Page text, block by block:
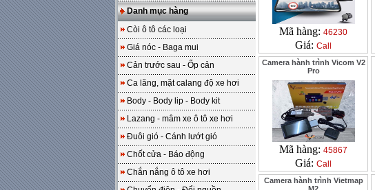
Danh mục hàng
Còi ô tô các loại
Giá nóc - Baga mui
Cản trước sau - Ốp cản
Ca lăng, mặt calang độ xe hơi
Body - Body lip - Body kit
Lazang - mâm xe ô tô xe hơi
Đuôi gió - Cánh lướt gió
Chốt cửa - Báo động
Chắn nắng ô tô xe hơi
Mã hàng: 46230
Giá: Call
Camera hành trình Vicom V2
Pro
Mã hàng: 45867
Giá: Call
Camera hành trình Vietmap